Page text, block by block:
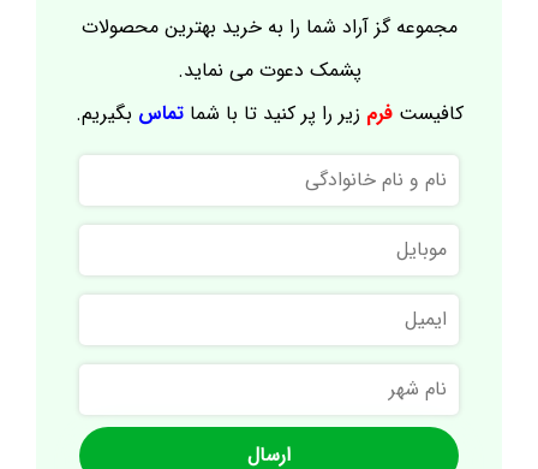
مجموعه گز آراد شما را به خرید بهترین محصولات
پشمک دعوت می نماید.
کافیستفرم زیر را پر کنید تا با شماتماس بگیریم.
نام
و
نام
خانوادگی
موبایل
ایمیل
نام
شهر